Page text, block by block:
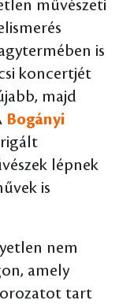
művészeti
is
koncertjét
majd
Bogányi
lépnek
is
nem
amely
tart